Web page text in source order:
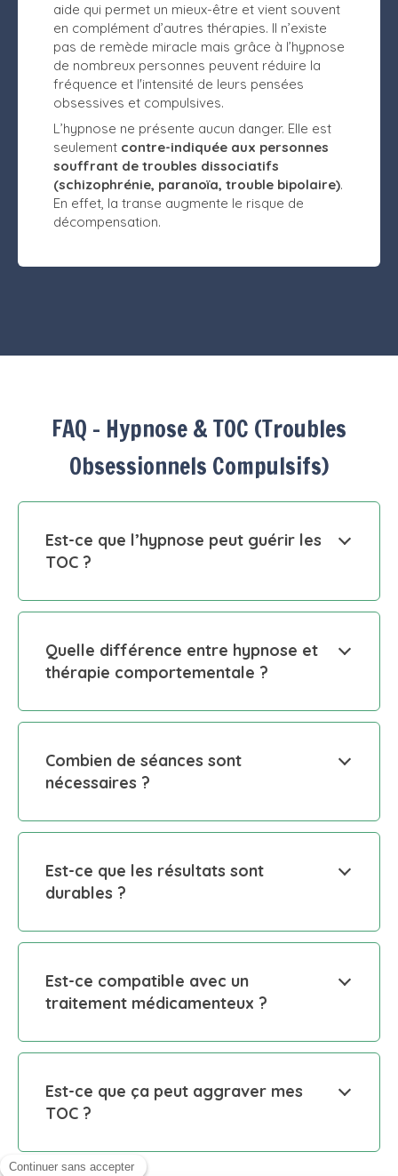
aide qui permet un mieux-être et vient souvent
en complément d’autres thérapies. Il n’existe
pas de remède miracle mais grâce à l’hypnose
de nombreux personnes peuvent réduire la
fréquence et l'intensité de leurs pensées
obsessives et compulsives.
L’hypnose ne présente aucun danger. Elle est
seulement contre-indiquée aux personnes
souffrant de troubles dissociatifs
(schizophrénie, paranoïa, trouble bipolaire).
En effet, la transe augmente le risque de
décompensation.
FAQ – Hypnose & TOC (Troubles
Obsessionnels Compulsifs)
Est-ce que l’hypnose peut guérir les
TOC ?
Quelle différence entre hypnose et
thérapie comportementale ?
Combien de séances sont
nécessaires ?
Est-ce que les résultats sont
durables ?
Est-ce compatible avec un
traitement médicamenteux ?
Est-ce que ça peut aggraver mes
TOC ?